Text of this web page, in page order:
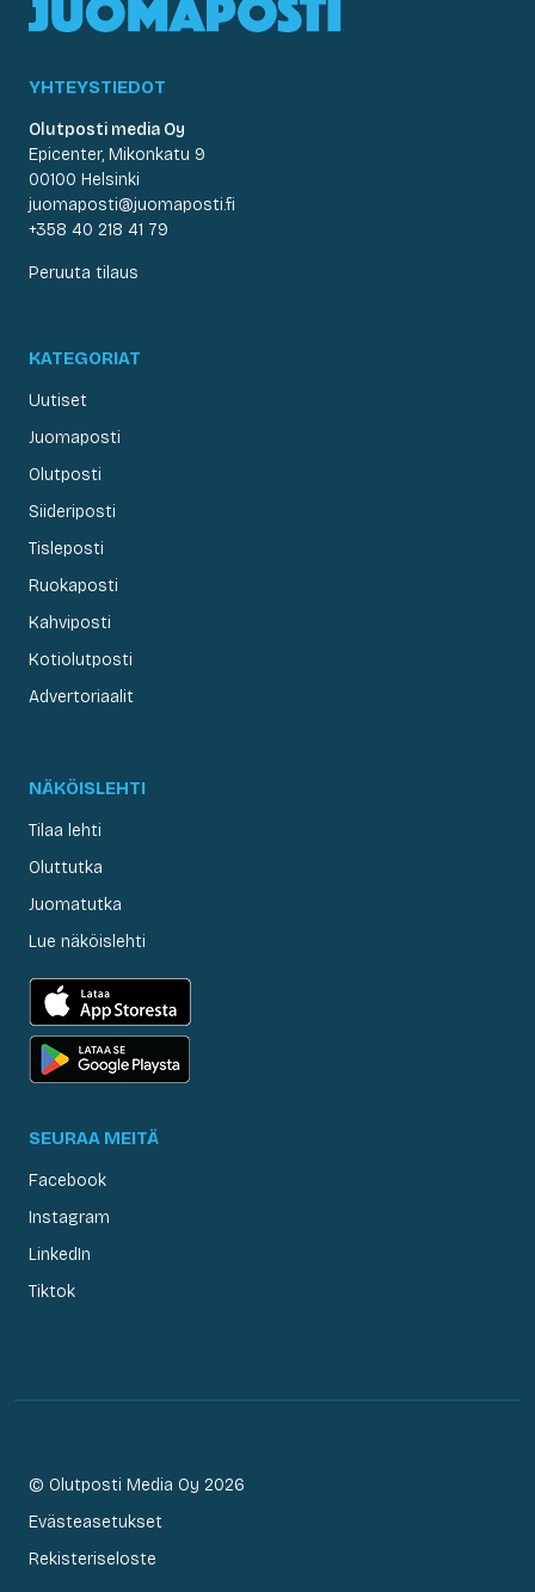
YHTEYSTIEDOT
Olutposti media Oy
Epicenter, Mikonkatu 9
00100 Helsinki
juomaposti@juomaposti.fi
+358 40 218 41 79
Peruuta tilaus
KATEGORIAT
Uutiset
Juomaposti
Olutposti
Siideriposti
Tisleposti
Ruokaposti
Kahviposti
Kotiolutposti
Advertoriaalit
NÄKÖISLEHTI
Tilaa lehti
Oluttutka
Juomatutka
Lue näköislehti
SEURAA MEITÄ
Facebook
Instagram
LinkedIn
Tiktok
© Olutposti Media Oy 2026
Evästeasetukset
Rekisteriseloste